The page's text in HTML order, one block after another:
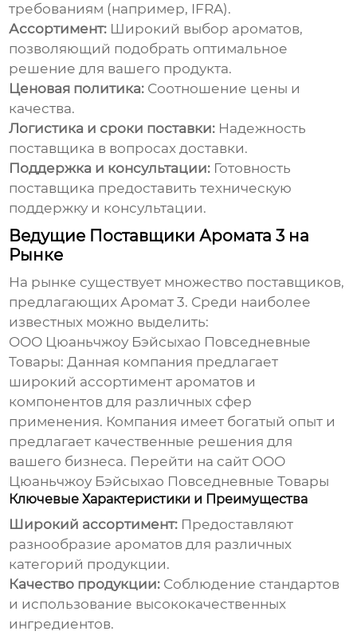
требованиям (например, IFRA).
Ассортимент: Широкий выбор ароматов,
позволяющий подобрать оптимальное
решение для вашего продукта.
Ценовая политика: Соотношение цены и
качества.
Логистика и сроки поставки: Надежность
поставщика в вопросах доставки.
Поддержка и консультации: Готовность
поставщика предоставить техническую
поддержку и консультации.
Ведущие Поставщики Аромата 3 на
Рынке
На рынке существует множество поставщиков,
предлагающихАромат 3. Среди наиболее
известных можно выделить:
ООО Цюаньчжоу Бэйсыхао Повседневные
Товары: Данная компания предлагает
широкий ассортимент ароматов и
компонентов для различных сфер
применения. Компания имеет богатый опыт и
предлагает качественные решения для
вашего бизнеса. Перейти на сайт ООО
Цюаньчжоу Бэйсыхао Повседневные Товары
Ключевые Характеристики и Преимущества
Широкий ассортимент: Предоставляют
разнообразие ароматов для различных
категорий продукции.
Качество продукции: Соблюдение стандартов
и использование высококачественных
ингредиентов.